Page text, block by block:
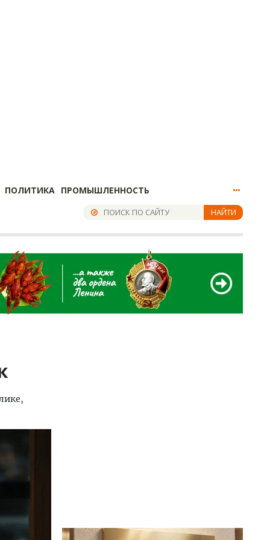
ПОЛИТИКА ПРОМЫШЛЕННОСТЬ
НАЙТИ